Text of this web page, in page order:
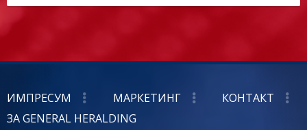
ИМПРЕСУМ МАРКЕТИНГ
КОНТАКТ
ЗА GENERAL HERALDING